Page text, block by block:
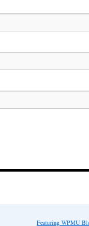
Featuring WPMU